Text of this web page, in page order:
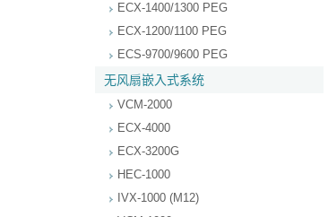
ECX-1400/1300 PEG
ECX-1200/1100 PEG
ECS-9700/9600 PEG
无风扇嵌入式系统
VCM-2000
ECX-4000
ECX-3200G
HEC-1000
IVX-1000 (M12)